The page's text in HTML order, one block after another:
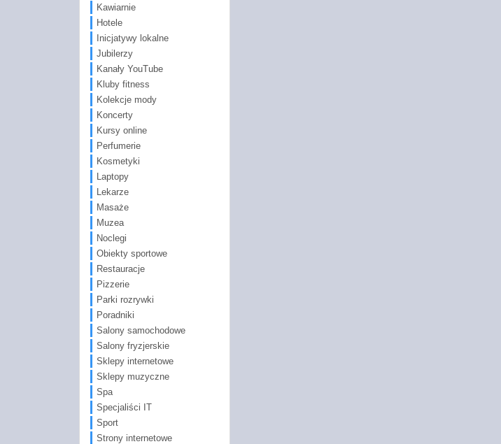
Kawiarnie
Hotele
Inicjatywy lokalne
Jubilerzy
Kanały YouTube
Kluby fitness
Kolekcje mody
Koncerty
Kursy online
Perfumerie
Kosmetyki
Laptopy
Lekarze
Masaże
Muzea
Noclegi
Obiekty sportowe
Restauracje
Pizzerie
Parki rozrywki
Poradniki
Salony samochodowe
Salony fryzjerskie
Sklepy internetowe
Sklepy muzyczne
Spa
Specjaliści IT
Sport
Strony internetowe